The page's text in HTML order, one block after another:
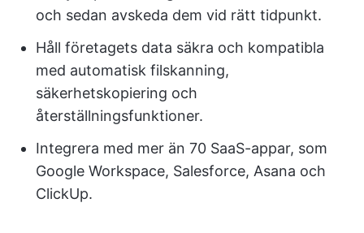
och sedan avskeda dem vid rätt tidpunkt.
Håll företagets data säkra och kompatibla
med automatisk filskanning,
säkerhetskopiering och
återställningsfunktioner.
Integrera med mer än 70 SaaS-appar, som
Google Workspace, Salesforce, Asana och
ClickUp.